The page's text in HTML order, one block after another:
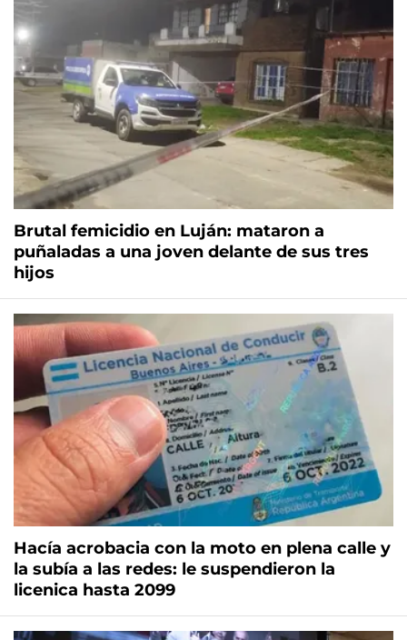
Brutal femicidio en Luján: mataron a
puñaladas a una joven delante de sus tres
hijos
Hacía acrobacia con la moto en plena calle y
la subía a las redes: le suspendieron la
licenica hasta 2099